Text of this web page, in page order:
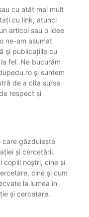
cu atât mai mult
cu link, atunci
articol sau o idee
ne-am asumat
și publicațiile cu
fel. Ne bucurăm
și suntem
de a cita sursa
respect și
care găzduiește
și cercetării.
copiii noștri, cine și
cine și cum
la lumea în
și cercetare.